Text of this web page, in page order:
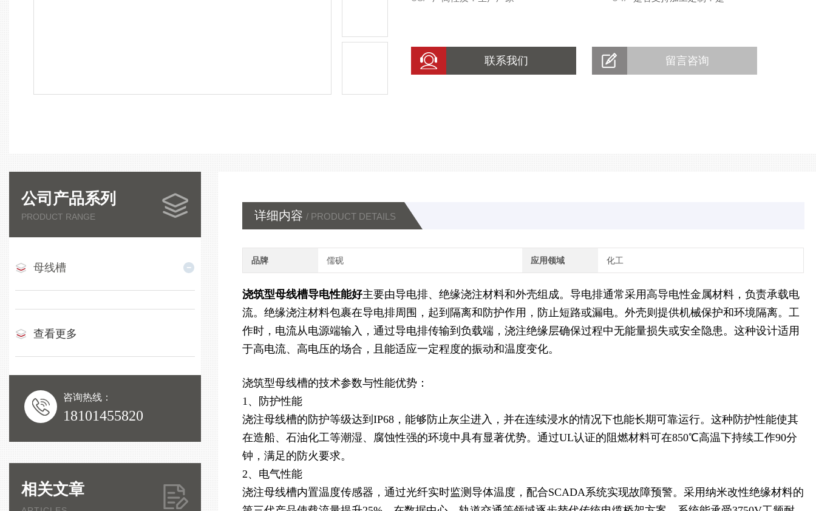
联系我们 留言咨询
公司产品系列
PRODUCT RANGE
母线槽
查看更多
咨询热线：
18101455820
相关文章
详细内容 / PRODUCT DETAILS
品牌 儒砚 应用领域 化工
浇筑型母线槽导电性能好主要由导电排、绝缘浇注材料和外壳组成。导电排通常采用高导电性金属材料，负责承载电
流。绝缘浇注材料包裹在导电排周围，起到隔离和防护作用，防止短路或漏电。外壳则提供机械保护和环境隔离。工
作时，电流从电源端输入，通过导电排传输到负载端，浇注绝缘层确保过程中无能量损失或安全隐患。这种设计适用
于高电流、高电压的场合，且能适应一定程度的振动和温度变化。
浇筑型母线槽的技术参数与性能优势：
1、防护性能
浇注母线槽的防护等级达到IP68，能够防止灰尘进入，并在连续浸水的情况下也能长期可靠运行。这种防护性能使其
在造船、石油化工等潮湿、腐蚀性强的环境中具有显著优势。通过UL认证的阻燃材料可在850℃高温下持续工作90分
钟，满足的防火要求。
2、电气性能
浇注母线槽内置温度传感器，通过光纤实时监测导体温度，配合SCADA系统实现故障预警。采用纳米改性绝缘材料的